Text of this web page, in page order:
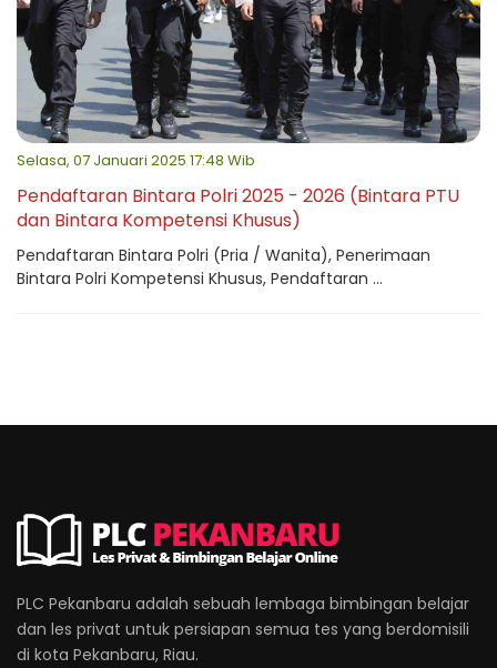
Selasa, 07 Januari 2025 17:48 Wib
Pendaftaran Bintara Polri 2025 - 2026 (Bintara PTU
dan Bintara Kompetensi Khusus)
Pendaftaran Bintara Polri (Pria / Wanita), Penerimaan
Bintara Polri Kompetensi Khusus, Pendaftaran ...
PLC Pekanbaru adalah sebuah lembaga bimbingan belajar
dan les privat untuk persiapan semua tes yang berdomisili
di kota Pekanbaru, Riau.